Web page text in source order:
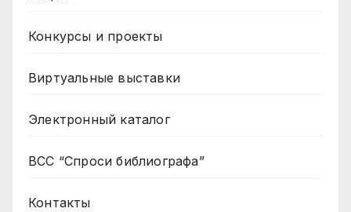
Конкурсы и проекты
Виртуальные выставки
Электронный каталог
ВСС “Спроси библиографа”
Контакты